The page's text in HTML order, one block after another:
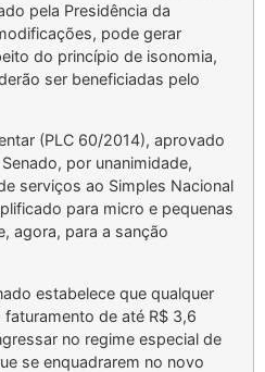
pela Presidência da
pode gerar
do princípio de isonomia,
ser beneficiadas pelo
(PLC 60/2014), aprovado
por unanimidade,
serviços ao Simples Nacional
para micro e pequenas
agora, para a sanção
estabelece que qualquer
de até R$ 3,6
no regime especial de
se enquadrarem no novo